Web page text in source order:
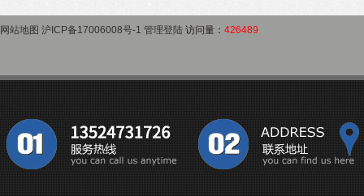
网站地图 沪ICP备17006008号-1 管理登陆 访问量： 426489